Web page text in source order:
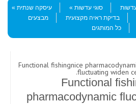
סוגי עדשות
עיסקה שנתית
בדיקת ראיה מקצועית
מבצעים
כל המותגים
> Functional fishingnice
fluctuating widen
Functional
pharmacodynamic